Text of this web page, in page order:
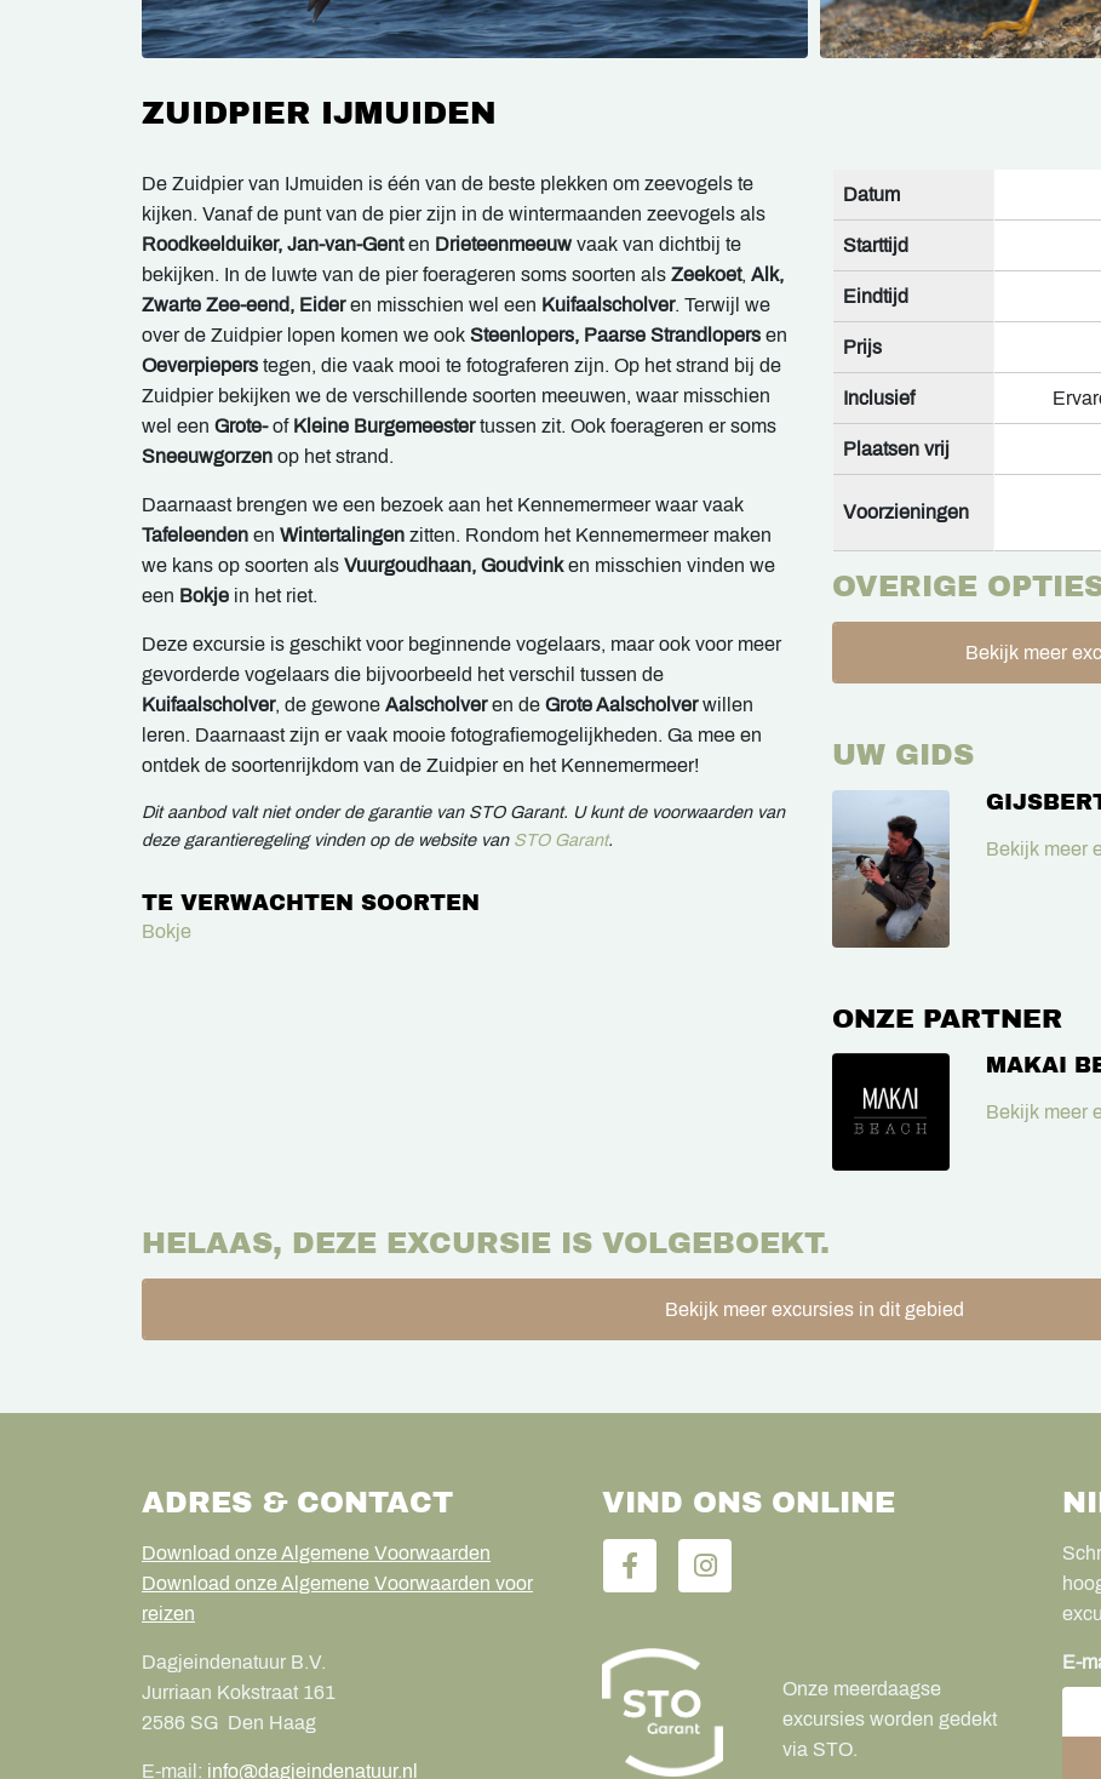
ZUIDPIER IJMUIDEN
De Zuidpier van IJmuiden is één van de beste plekken om zeevogels te
kijken. Vanaf de punt van de pier zijn in de wintermaanden zeevogels als
Roodkeelduiker, Jan-van-Genten Drieteenmeeuw vaak van dichtbij te
bekijken. In de luwte van de pier foerageren soms soorten als Zeekoet, Alk,
Zwarte Zee-eend, Eideren misschien wel een Kuifaalscholver. Terwijl we
over de Zuidpier lopen komen we ook Steenlopers, Paarse Strandlopers en
Oeverpiepers tegen, die vaak mooi te fotograferen zijn. Op het strand bij de
Zuidpier bekijken we de verschillende soorten meeuwen, waar misschien
wel een Grote-ofKleine Burgemeestertussen zit. Ook foerageren er soms
Sneeuwgorzen op het strand.
Daarnaast brengen we een bezoek aan het Kennemermeer waar vaak
Tafeleenden en Wintertalingen zitten. Rondom het Kennemermeer maken
we kans op soorten als Vuurgoudhaan, Goudvinken misschien vinden we
een Bokje in het riet.
Deze excursie is geschikt voor beginnende vogelaars, maar ook voor meer
gevorderde vogelaars die bijvoorbeeld het verschil tussen de
Kuifaalscholver, de gewone Aalscholveren de Grote Aalscholverwillen
leren. Daarnaast zijn er vaak mooie fotografiemogelijkheden. Ga mee en
ontdek de soortenrijkdom van de Zuidpier en het Kennemermeer!
Dit aanbod valt niet onder de garantie van STO Garant. U kunt de voorwaarden van
deze garantieregeling vinden op de website van STO Garant.
TE VERWACHTEN SOORTEN
Bokje
Datum
Starttijd
Eindtijd
Prijs
Inclusief
Plaatsen vrij
Voorzieningen
OVERIGE
Bekijk meer
UW GIDS
Bekijk meer
ONZE PARTNER
MAKAI
Bekijk meer
HELAAS, DEZE EXCURSIE IS VOLGEBOEKT.
Bekijk meer excursies in dit gebied
ADRES & CONTACT
Download onze Algemene Voorwaarden
Download onze Algemene Voorwaarden voor
reizen
Dagjeindenatuur B.V.
Jurriaan Kokstraat 161
2586 SG Den Haag
E-mail: info@dagjeindenatuur.nl
VIND ONS ONLINE
Onze meerdaagse
excursies worden gedekt
via STO.
E-